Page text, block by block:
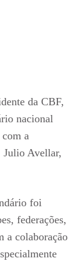
da CBF,
nacional
a
Julio Avellar,
foi
federações,
a colaboração